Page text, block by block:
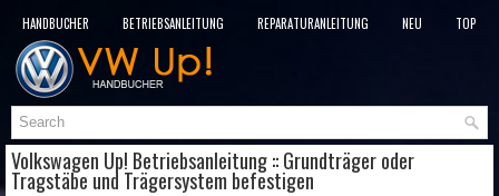
HANDBÜCHER BETRIEBSANLEITUNG REPARATURANLEITUNG NEU
TOP
SITEMAP
Volkswagen Up! Betriebsanleitung :: Grundträger oder
Tragstäbe und Trägersystem befestigen